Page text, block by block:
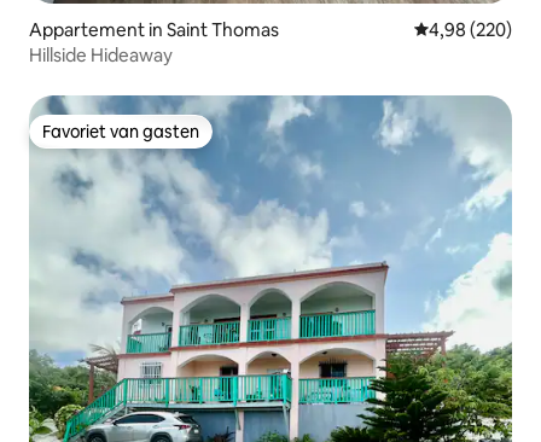
Appartement in Saint Thomas Gemiddelde
4,98 (220)
Hillside Hideaway
Favoriet van gasten
Favoriet van gasten